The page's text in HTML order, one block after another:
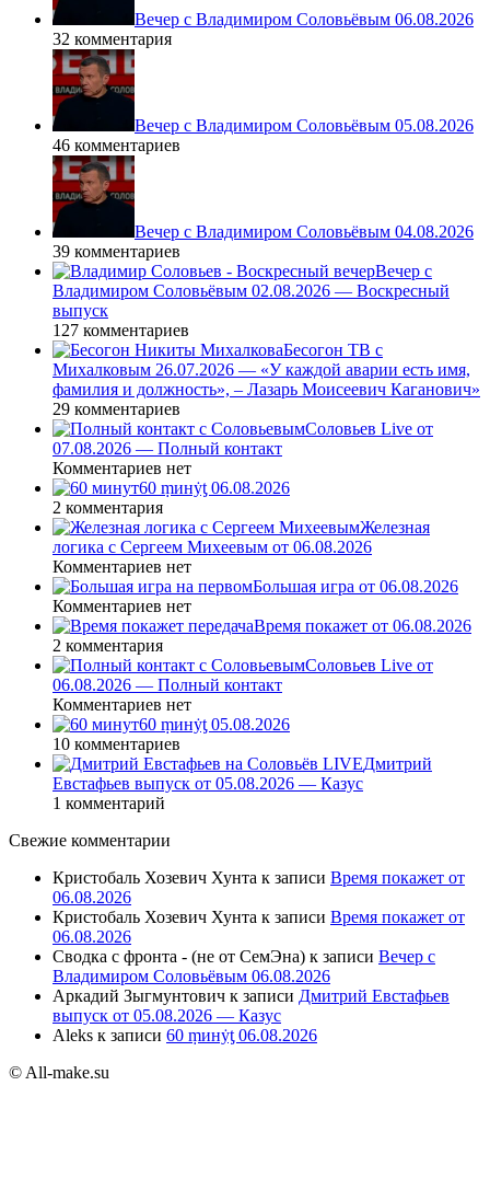
Вечер с Владимиром Соловьёвым 06.08.2026
32 комментария
Вечер с Владимиром Соловьёвым 05.08.2026
46 комментариев
Вечер с Владимиром Соловьёвым 04.08.2026
39 комментариев
Вечер с
Владимиром Соловьёвым 02.08.2026 — Воскресный
выпуск
127 комментариев
Бесогон ТВ с
Михалковым 26.07.2026 — «У каждой аварии есть имя,
фамилия и должность», – Лазарь Моисеевич Каганович»
29 комментариев
Соловьев Live от
07.08.2026 — Полный контакт
Комментариев нет
60 ṃинẏƫ 06.08.2026
2 комментария
Железная
логика с Сергеем Михеевым от 06.08.2026
Комментариев нет
Большая игра от 06.08.2026
Комментариев нет
Время покажет от 06.08.2026
2 комментария
Соловьев Live от
06.08.2026 — Полный контакт
Комментариев нет
60 ṃинẏƫ 05.08.2026
10 комментариев
Дмитрий
Евстафьев выпуск от 05.08.2026 — Казус
1 комментарий
Свежие комментарии
Кристобаль Хозевич Хунта к записи Время покажет от
06.08.2026
Кристобаль Хозевич Хунта к записи Время покажет от
06.08.2026
Сводка с фронта - (не от СемЭна) к записи Вечер с
Владимиром Соловьёвым 06.08.2026
Аркадий Зыгмунтович к записи Дмитрий Евстафьев
выпуск от 05.08.2026 — Казус
Aleks к записи 60 ṃинẏƫ 06.08.2026
© All-make.su